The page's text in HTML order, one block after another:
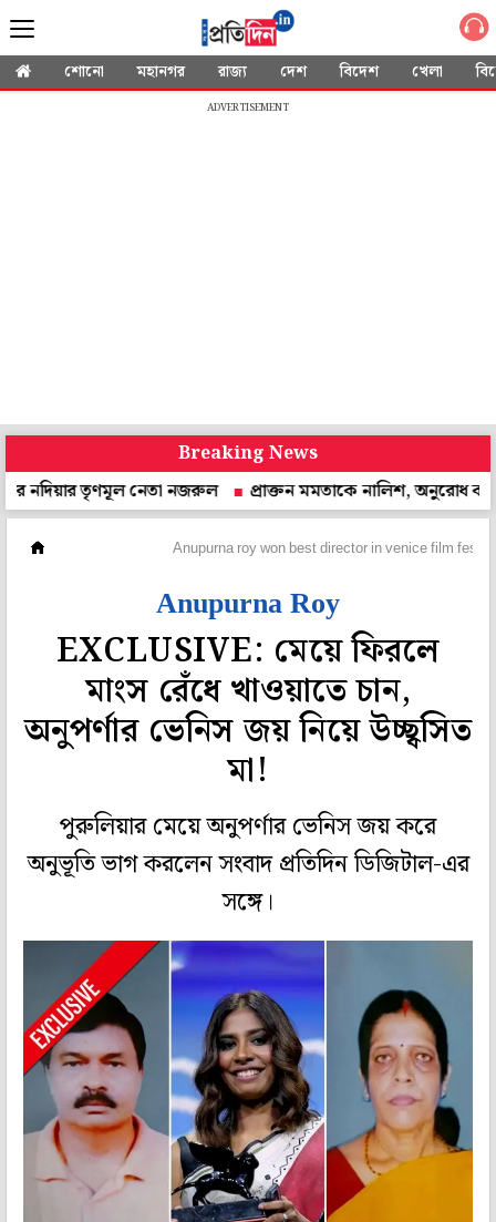
শোনো মহানগর রাজ্য দেশ বিদেশ খেলা
ADVERTISEMENT
Breaking News
তৃণমূল নেতা নজরুল
প্রাক্তন মমতাকে নালিশ, অনুরোধ করে চিঠি! উত্তর
Anupurna roy won best director in venice film
Anupurna Roy
EXCLUSIVE: মেয়ে ফিরলে
মাংস রেঁধে খাওয়াতে চান,
অনুপর্ণার ভেনিস জয় নিয়ে উচ্ছ্বসিত
মা!
পুরুলিয়ার মেয়ে অনুপর্ণার ভেনিস জয় করে
অনুভূতি ভাগ করলেন সংবাদ প্রতিদিন ডিজিটাল-এর
সঙ্গে।